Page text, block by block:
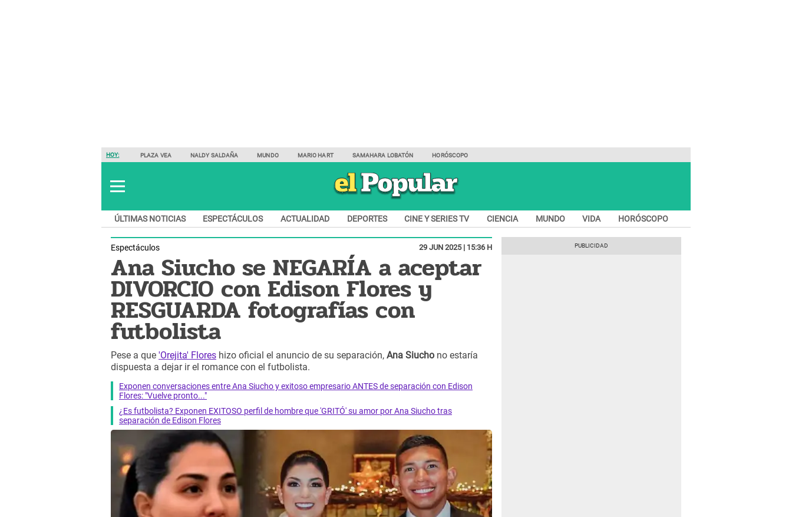
HOY: PLAZA VEA NALDY SALDAÑA MUNDO MARIO HART SAMAHARA LOBATÓN HORÓSCOPO
ÚLTIMAS NOTICIAS ESPECTÁCULOS ACTUALIDAD DEPORTES CINE Y SERIES TV CIENCIA MUNDO VIDA HORÓSCOPO
Espectáculos 29 JUN 2025 | 15:36 H
Ana Siucho se NEGARÍA a aceptar
DIVORCIO con Edison Flores y
RESGUARDA fotografías con
futbolista
Pese a que 'Orejita' Flores hizo oficial el anuncio de su separación, Ana Siucho no estaría
dispuesta a dejar ir el romance con el futbolista.
Exponen conversaciones entre Ana Siucho y exitoso empresario ANTES de separación con Edison
Flores: "Vuelve pronto..."
¿Es futbolista? Exponen EXITOSO perfil de hombre que 'GRITÓ' su amor por Ana Siucho tras
separación de Edison Flores